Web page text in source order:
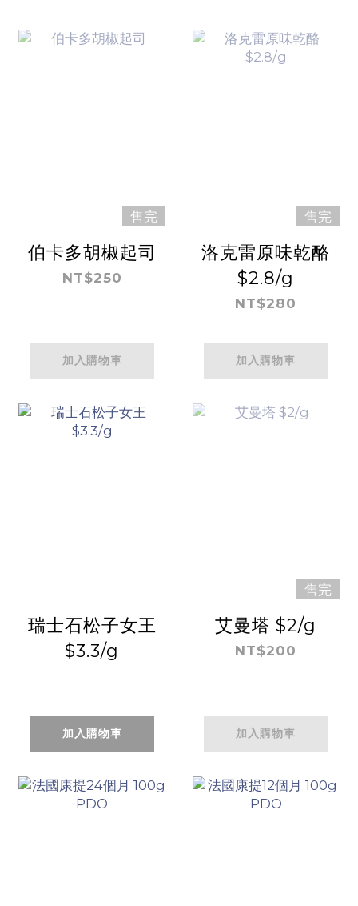
售完
伯卡多胡椒起司
NT$250
加入購物車
售完
洛克雷原味乾酪
$2.8/g
NT$280
加入購物車
瑞士石松子女王
$3.3/g
加入購物車
售完
艾曼塔 $2/g
NT$200
加入購物車